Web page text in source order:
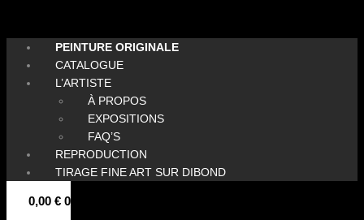
PEINTURE ORIGINALE
CATALOGUE
L’ARTISTE
À PROPOS
EXPOSITIONS
FAQ’S
REPRODUCTION
TIRAGE FINE ART SUR DIBOND
0,00 € 0